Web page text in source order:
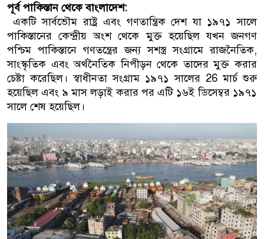
পূর্ব পাকিস্তান থেকে বাংলাদেশ:
একটি সার্বভৌম রাষ্ট্র এবং গণতান্ত্রিক দেশ যা ১৯৭১ সালে
পাকিস্তানের কেন্দ্রীয় অংশ থেকে মুক্ত হয়েছিল যখন জনগণ
পশ্চিম পাকিস্তানে গণতন্ত্রের জন্য সশস্ত্র সংগ্রামে রাজনৈতিক,
সাংস্কৃতিক এবং অর্থনৈতিক নিপীড়ন থেকে তাদের মুক্ত করার
চেষ্টা করেছিল। স্বাধীনতা সংগ্রাম ১৯৭১ সালের 26 মার্চ শুরু
হয়েছিল এবং ৯ মাস লড়াই করার পর এটি ১৬ই ডিসেম্বর ১৯৭১
সালে শেষ হয়েছিল।